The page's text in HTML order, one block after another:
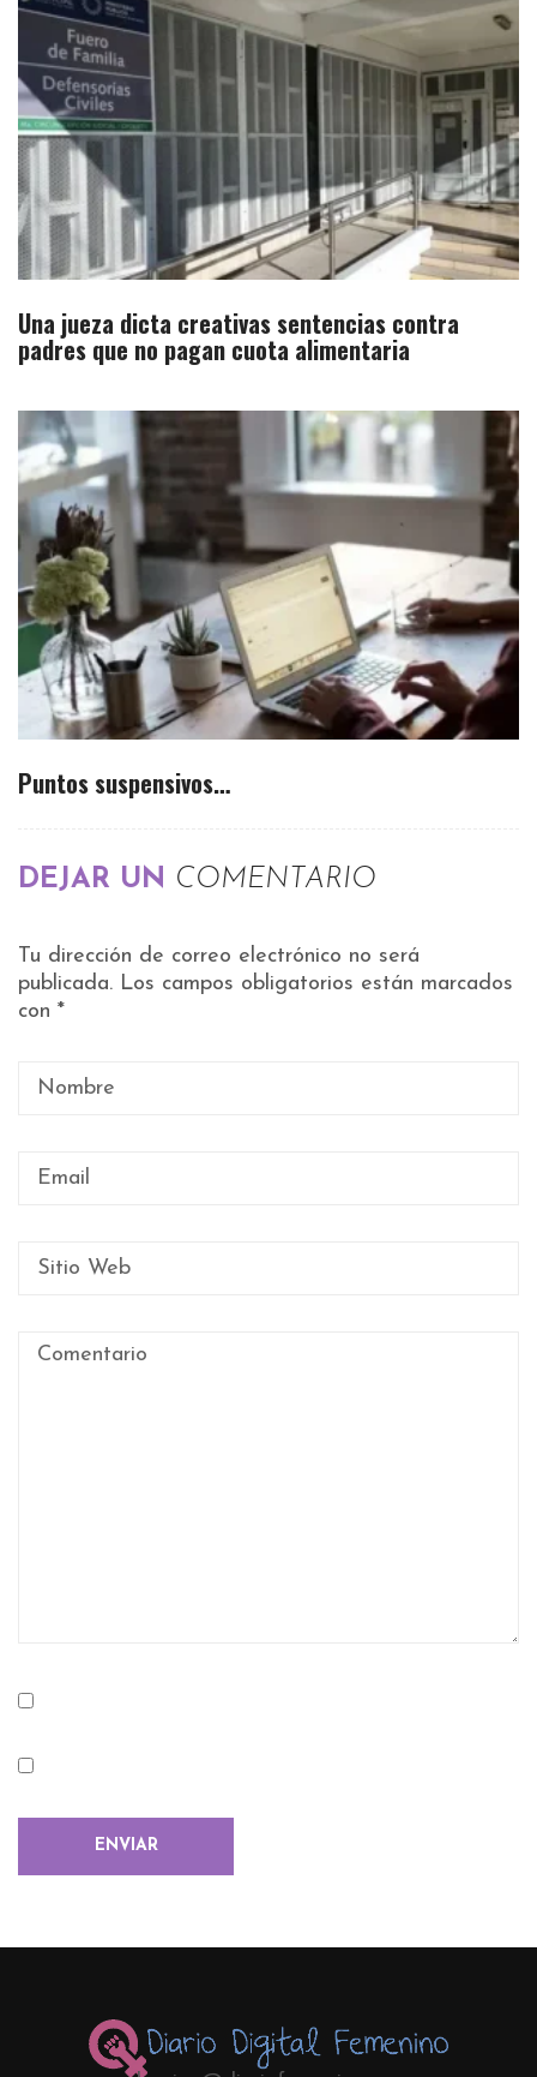
Una jueza dicta creativas sentencias contra
padres que no pagan cuota alimentaria
Puntos suspensivos…
DEJAR UN COMENTARIO
Tu dirección de correo electrónico no será
publicada. Los campos obligatorios están marcados
con *